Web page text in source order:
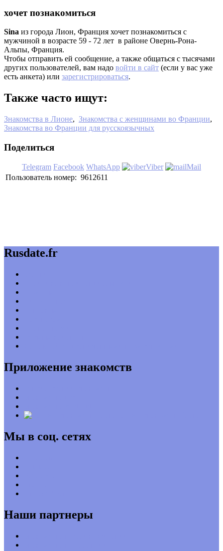
хочет познакомиться
Sina из города Лион, Франция хочет познакомиться с
мужчиной в возрасте 59 - 72 лет в районе Овернь-Рона-
Альпы, Франция.
Чтобы отправить ей сообщение, а также общаться с тысячами
других пользователей, вам надо войти в сайт (если у вас уже
есть анкета) или зарегистрироваться.
Также часто ищут:
Знакомства в Лионе, Знакомства с женщинами во Франции,
Знакомства во Франции для русскоязычных
Поделиться
Telegram Facebook WhatsApp Viber
Mail
Пользователь номер: 9612611
Rusdate.fr
Приложение знакомств
Мы в соц. сетях
Наши партнеры